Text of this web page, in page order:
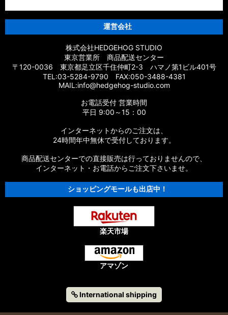
運営会社
株式会社HEDGEHOG STUDIO
東京営業所 商品配送センター
〒120-0036 東京都足立区千住仲町2-3 ハマノ第1ビル401号
TEL:03-5284-9790 FAX:050-3488-4381
MAIL:info@hedgehog-studio.com
お電話受付 営業時間
平日 9:00～15：00
インターネットからのご注文は、
24時間年中無休で受付しております。
商品配送センターでの直接販売は行っておりませんので、
インターネット・お電話からご注文下さいませ。
ショッピングモールも出店中！
楽天市場
アマゾン
International shipping